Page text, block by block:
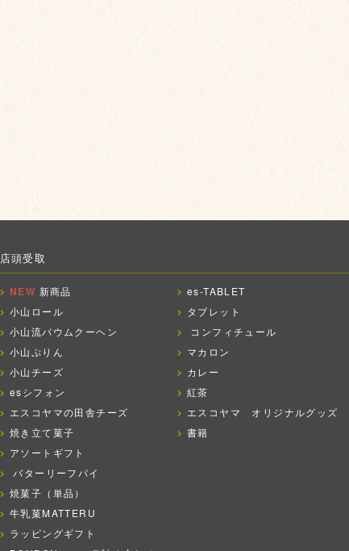
店頭受取
NEW 新商品
小山ロール
小山流バウムクーヘン
小山ぷりん
小山チーズ
esシフォン
エスコヤマの田舎チーズ
焼き立て菓子
アソートギフト
バターリーフパイ
焼菓子（単品）
牛乳菓MATTERU
ラッピングギフト
es-TABLET
タブレット
コンフィチュール
マカロン
カレー
紅茶
エスコヤマ オリジナルグッズ
書籍